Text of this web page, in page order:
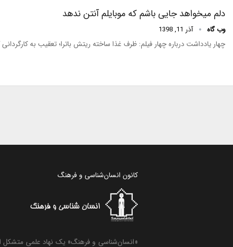
دلم میخواهد جایی باشم که موبایلم آنتن ندهد
وب گاه آذر 11, 1398
چهار یادداشت درباره چهار فیلم: ظرف غذا ساخته ریتش باترا؛ تعقیب به کارگردانی
کانون انسان‌شناسی و فرهنگ
«انسان‌شناسی و فرهنگ» یک نهاد علمی متشکل از